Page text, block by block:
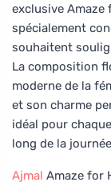
exclusive Amaze
spécialement
souhaitent
La composition
moderne de la
et son charme
idéal pour
long de la
Ajmal Amaze for